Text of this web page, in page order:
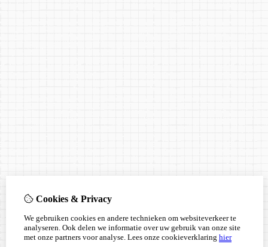
Cookies & Privacy
We gebruiken cookies en andere technieken om websiteverkeer te
analyseren. Ook delen we informatie over uw gebruik van onze site
met onze partners voor analyse. Lees onze cookieverklaring hier